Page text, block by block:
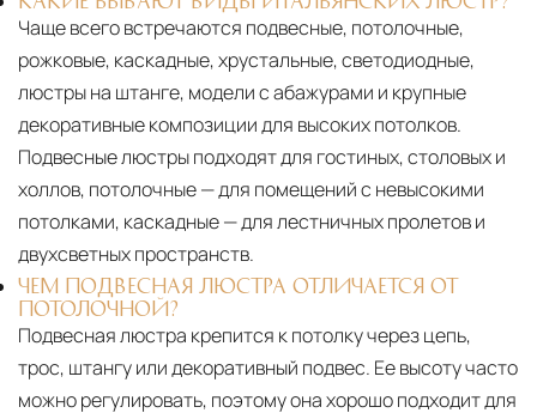
Чаще всего встречаются подвесные, потолочные,
рожковые, каскадные, хрустальные, светодиодные,
люстры на штанге, модели с абажурами и крупные
декоративные композиции для высоких потолков.
Подвесные люстры подходят для гостиных, столовых и
холлов, потолочные — для помещений с невысокими
потолками, каскадные — для лестничных пролетов и
двухсветных пространств.
ЧЕМ ПОДВЕСНАЯ ЛЮСТРА ОТЛИЧАЕТСЯ ОТ
ПОТОЛОЧНОЙ?
Подвесная люстра крепится к потолку через цепь,
трос, штангу или декоративный подвес. Ее высоту часто
можно регулировать, поэтому она хорошо подходит для